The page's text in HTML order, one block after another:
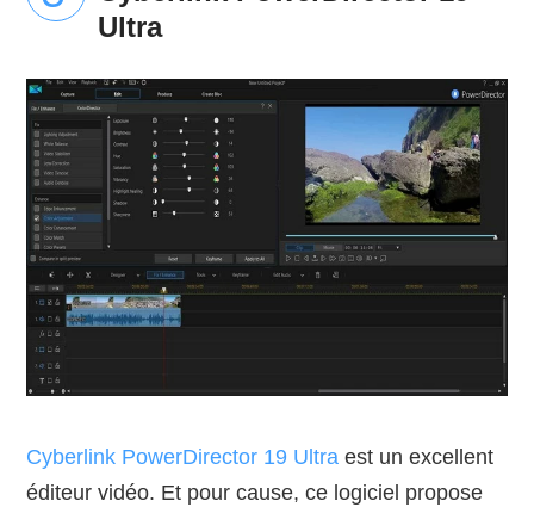
Ultra
Cyberlink PowerDirector 19 Ultra est un excellent
éditeur vidéo. Et pour cause, ce logiciel propose